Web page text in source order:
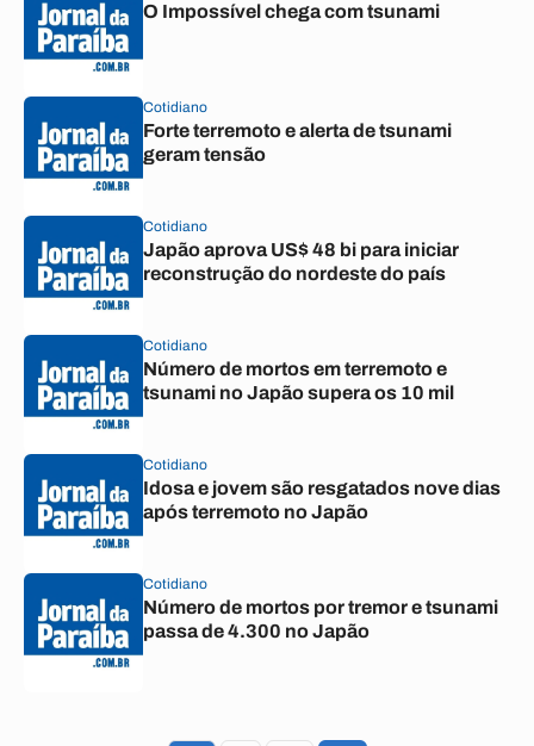
O Impossível chega com tsunami
Cotidiano
Forte terremoto e alerta de tsunami
geram tensão
Cotidiano
Japão aprova US$ 48 bi para iniciar
reconstrução do nordeste do país
Cotidiano
Número de mortos em terremoto e
tsunami no Japão supera os 10 mil
Cotidiano
Idosa e jovem são resgatados nove dias
após terremoto no Japão
Cotidiano
Número de mortos por tremor e tsunami
passa de 4.300 no Japão